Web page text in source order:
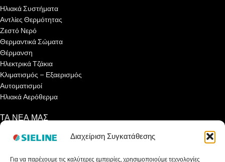
Διαχείριση Συγκατάθεσης
Για να παρέχουμε τις καλύτερες εμπειρίες, χρησιμοποιούμε τεχνολογίες
Ηλιακά Συστήματα
Αντλίες Θερμότητας
Ζεστό Νερό
Θερμαντικά Σώματα
Θέρμανση
Ηλεκτρικά Τζάκια
Κλιματισμός – Εξαερισμός
Αυτοματισμοί
Ηλιακά Αερόθερμα
ΤΑ ΝΕΑ ΜΑΣ
Ενημερωτικά Άρθρα